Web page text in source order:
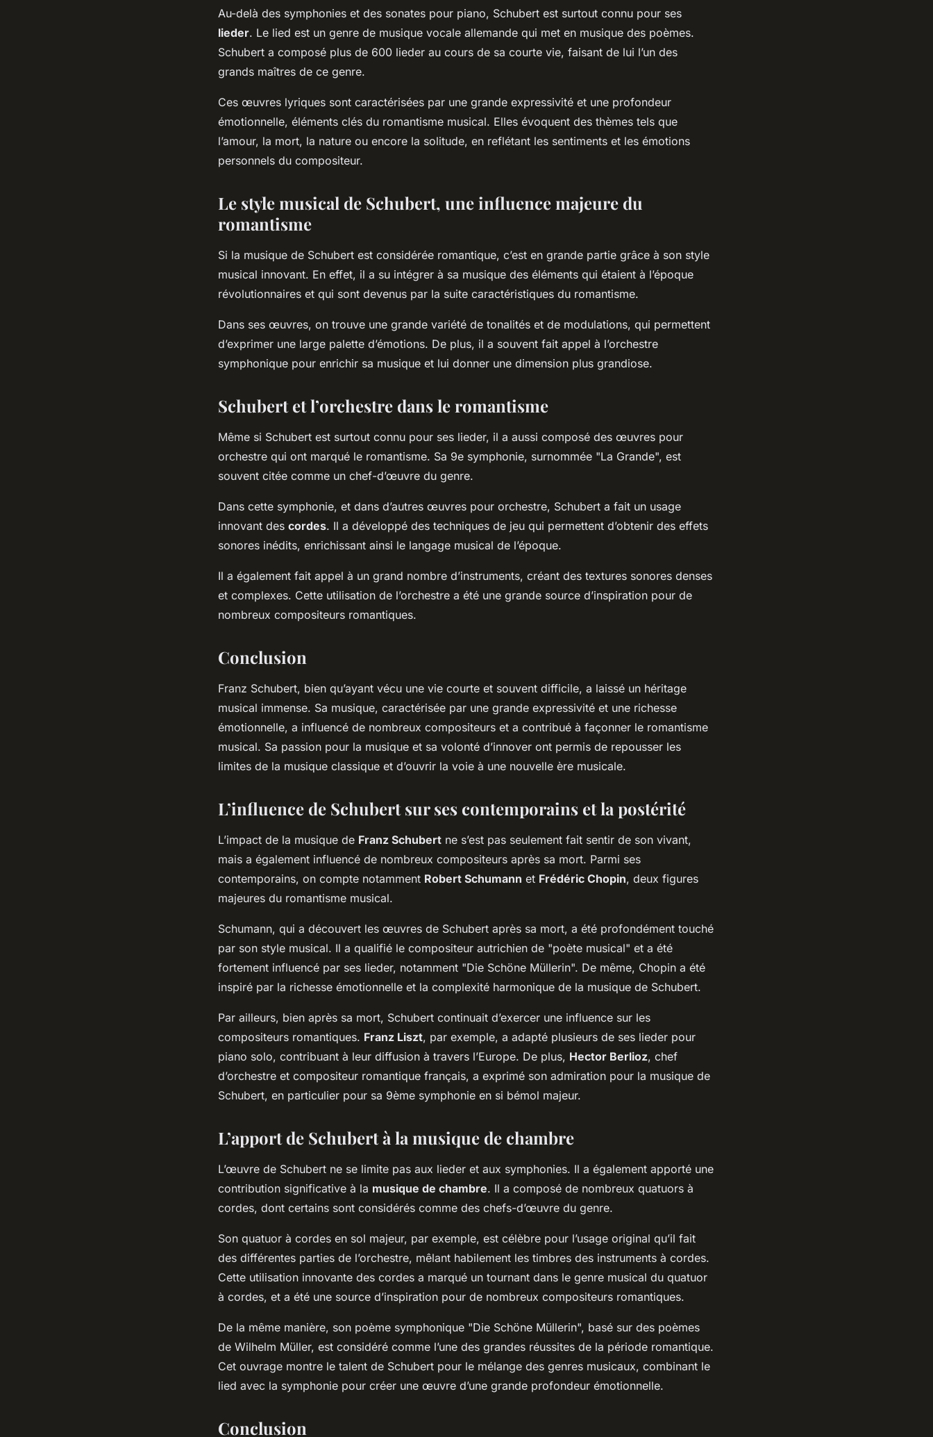
Au-delà des symphonies et des sonates pour piano, Schubert est surtout connu pour ses
lieder. Le lied est un genre de musique vocale allemande qui met en musique des poèmes.
Schubert a composé plus de 600 lieder au cours de sa courte vie, faisant de lui l’un des
grands maîtres de ce genre.
Ces œuvres lyriques sont caractérisées par une grande expressivité et une profondeur
émotionnelle, éléments clés du romantisme musical. Elles évoquent des thèmes tels que
l’amour, la mort, la nature ou encore la solitude, en reflétant les sentiments et les émotions
personnels du compositeur.
Le style musical de Schubert, une influence majeure du
romantisme
Si la musique de Schubert est considérée romantique, c’est en grande partie grâce à son style
musical innovant. En effet, il a su intégrer à sa musique des éléments qui étaient à l’époque
révolutionnaires et qui sont devenus par la suite caractéristiques du romantisme.
Dans ses œuvres, on trouve une grande variété de tonalités et de modulations, qui permettent
d’exprimer une large palette d’émotions. De plus, il a souvent fait appel à l’orchestre
symphonique pour enrichir sa musique et lui donner une dimension plus grandiose.
Schubert et l’orchestre dans le romantisme
Même si Schubert est surtout connu pour ses lieder, il a aussi composé des œuvres pour
orchestre qui ont marqué le romantisme. Sa 9e symphonie, surnommée "La Grande", est
souvent citée comme un chef-d’œuvre du genre.
Dans cette symphonie, et dans d’autres œuvres pour orchestre, Schubert a fait un usage
innovant des cordes. Il a développé des techniques de jeu qui permettent d’obtenir des effets
sonores inédits, enrichissant ainsi le langage musical de l’époque.
Il a également fait appel à un grand nombre d’instruments, créant des textures sonores denses
et complexes. Cette utilisation de l’orchestre a été une grande source d’inspiration pour de
nombreux compositeurs romantiques.
Conclusion
Franz Schubert, bien qu’ayant vécu une vie courte et souvent difficile, a laissé un héritage
musical immense. Sa musique, caractérisée par une grande expressivité et une richesse
émotionnelle, a influencé de nombreux compositeurs et a contribué à façonner le romantisme
musical. Sa passion pour la musique et sa volonté d’innover ont permis de repousser les
limites de la musique classique et d’ouvrir la voie à une nouvelle ère musicale.
L’influence de Schubert sur ses contemporains et la postérité
L’impact de la musique de Franz Schubert ne s’est pas seulement fait sentir de son vivant,
mais a également influencé de nombreux compositeurs après sa mort. Parmi ses
contemporains, on compte notamment Robert Schumann et Frédéric Chopin, deux figures
majeures du romantisme musical.
Schumann, qui a découvert les œuvres de Schubert après sa mort, a été profondément touché
par son style musical. Il a qualifié le compositeur autrichien de "poète musical" et a été
fortement influencé par ses lieder, notamment "Die Schöne Müllerin". De même, Chopin a été
inspiré par la richesse émotionnelle et la complexité harmonique de la musique de Schubert.
Par ailleurs, bien après sa mort, Schubert continuait d’exercer une influence sur les
compositeurs romantiques. Franz Liszt, par exemple, a adapté plusieurs de ses lieder pour
piano solo, contribuant à leur diffusion à travers l’Europe. De plus, Hector Berlioz, chef
d’orchestre et compositeur romantique français, a exprimé son admiration pour la musique de
Schubert, en particulier pour sa 9ème symphonie en si bémol majeur.
L’apport de Schubert à la musique de chambre
L’œuvre de Schubert ne se limite pas aux lieder et aux symphonies. Il a également apporté une
contribution significative à la musique de chambre. Il a composé de nombreux quatuors à
cordes, dont certains sont considérés comme des chefs-d’œuvre du genre.
Son quatuor à cordes en sol majeur, par exemple, est célèbre pour l’usage original qu’il fait
des différentes parties de l’orchestre, mêlant habilement les timbres des instruments à cordes.
Cette utilisation innovante des cordes a marqué un tournant dans le genre musical du quatuor
à cordes, et a été une source d’inspiration pour de nombreux compositeurs romantiques.
De la même manière, son poème symphonique "Die Schöne Müllerin", basé sur des poèmes
de Wilhelm Müller, est considéré comme l’une des grandes réussites de la période romantique.
Cet ouvrage montre le talent de Schubert pour le mélange des genres musicaux, combinant le
lied avec la symphonie pour créer une œuvre d’une grande profondeur émotionnelle.
Conclusion